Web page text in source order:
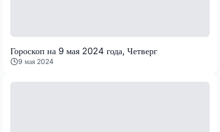
Гороскоп на 9 мая 2024 года, Четверг
9 мая 2024